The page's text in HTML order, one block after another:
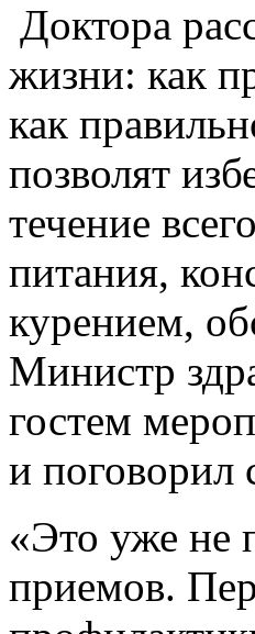
Доктора
жизни: как
как
позволят
течение
питания,
курением,
Министр
гостем
и поговорил
«Это уже не
приемов.